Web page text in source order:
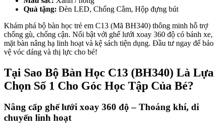
Quà tặng: Đèn LED, Chống Cằm, Hộp đựng bút
Khám phá bộ bàn học trẻ em C13 (Mã BH340) thông minh hỗ trợ
chống gù, chống cận. Nổi bật với ghế lưới xoay 360 độ có bánh xe,
mặt bàn nâng hạ linh hoạt và kệ sách tiện dụng. Đầu tư ngay để bảo
vệ vóc dáng và thị lực cho bé!
Tại Sao Bộ Bàn Học C13 (BH340) Là Lựa
Chọn Số 1 Cho Góc Học Tập Của Bé?
Nâng cấp ghế lưới xoay 360 độ – Thoáng khí, di
chuyển linh hoạt